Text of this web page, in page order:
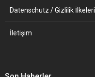
Datenschutz / Gizlilik İlkeleri
İletişim